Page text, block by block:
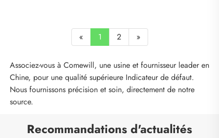
« 1 2 »
Associez-vous à Comewill, une usine et fournisseur leader en
Chine, pour une qualité supérieure Indicateur de défaut.
Nous fournissons précision et soin, directement de notre
source.
Recommandations d'actualités